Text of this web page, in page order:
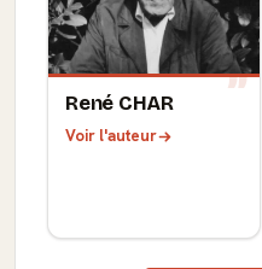
René CHAR
Voir l'auteur